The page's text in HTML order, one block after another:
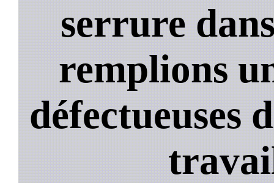
serrure
remplions
défectueuses